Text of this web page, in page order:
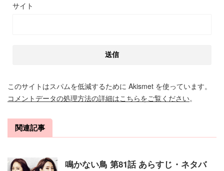
サイト
このサイトはスパムを低減するために Akismet を使っています。
コメントデータの処理方法の詳細はこちらをご覧ください。
関連記事
鳴かない鳥 第81話 あらすじ・ネタバ